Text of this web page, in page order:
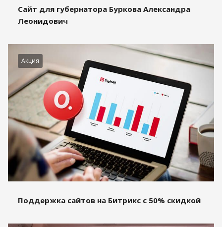
Сайт для губернатора Буркова Александра
Леонидович
Акция
Поддержка сайтов на Битрикс с 50% скидкой